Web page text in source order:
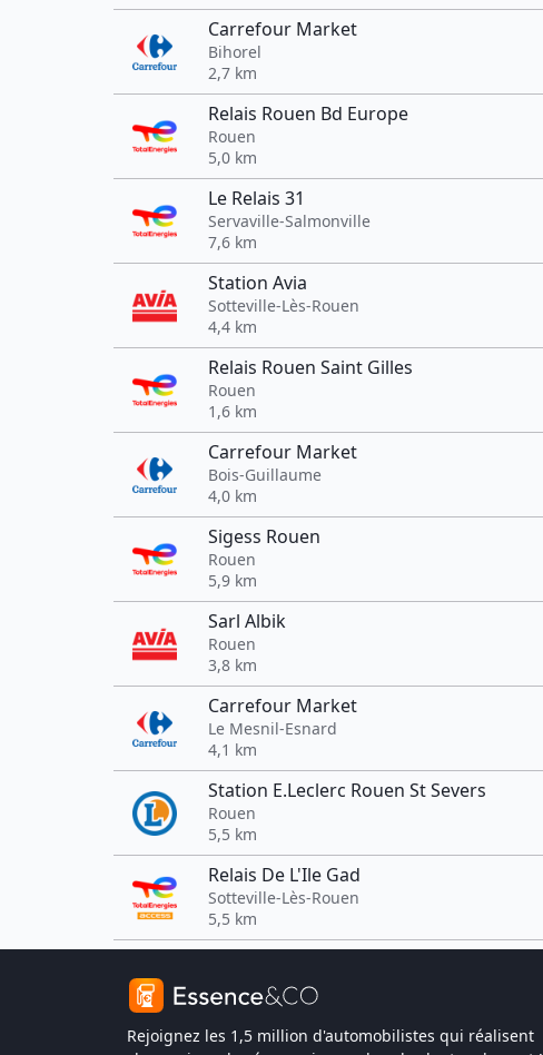
Carrefour Market
Bihorel
2,7 km
Relais Rouen Bd Europe
Rouen
5,0 km
Le Relais 31
Servaville-Salmonville
7,6 km
Station Avia
Sotteville-Lès-Rouen
4,4 km
Relais Rouen Saint Gilles
Rouen
1,6 km
Carrefour Market
Bois-Guillaume
4,0 km
Sigess Rouen
Rouen
5,9 km
Sarl Albik
Rouen
3,8 km
Carrefour Market
Le Mesnil-Esnard
4,1 km
Station E.Leclerc Rouen St Severs
Rouen
5,5 km
Relais De L'Ile Gad
Sotteville-Lès-Rouen
5,5 km
Rejoignez les 1,5 million d'automobilistes qui réalisent